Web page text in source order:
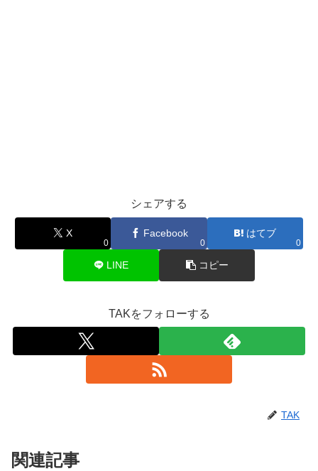
シェアする
X
0
Facebook
0
はてブ
0
LINE コピー
TAKをフォローする
TAK
関連記事